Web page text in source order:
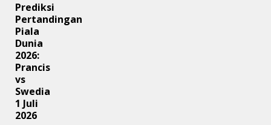
Prediksi
Pertandingan
Piala
Dunia
2026:
Prancis
vs
Swedia
1 Juli
2026